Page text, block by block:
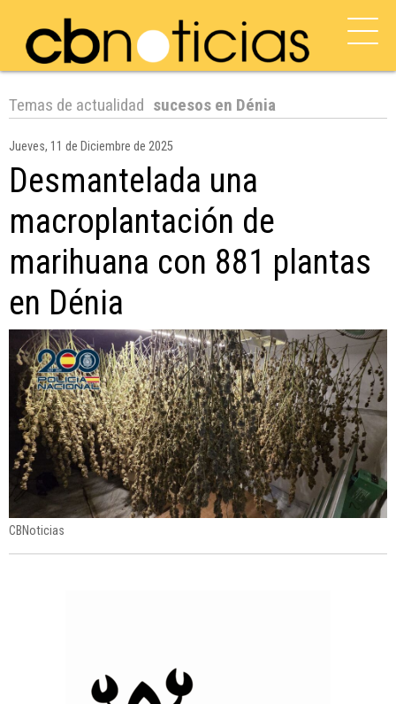
Temas de actualidad sucesos en Dénia
Jueves, 11 de Diciembre de 2025
Desmantelada una
macroplantación de
marihuana con 881 plantas
en Dénia
CBNoticias